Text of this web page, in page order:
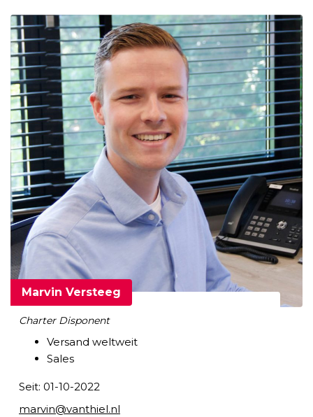
Marvin Versteeg
Charter Disponent
Versand weltweit
Sales
Seit: 01-10-2022
marvin@vanthiel.nl